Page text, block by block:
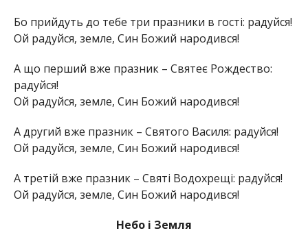
Бо прийдуть до тебе три празники в гості: радуйся!
Ой радуйся, земле, Син Божий народився!
А що перший вже празник – Святеє Рождество:
радуйся!
Ой радуйся, земле, Син Божий народився!
А другий вже празник – Святого Василя: радуйся!
Ой радуйся, земле, Син Божий народився!
А третій вже празник – Святі Водохрещі: радуйся!
Ой радуйся, земле, Син Божий народився!
Небо і Земля